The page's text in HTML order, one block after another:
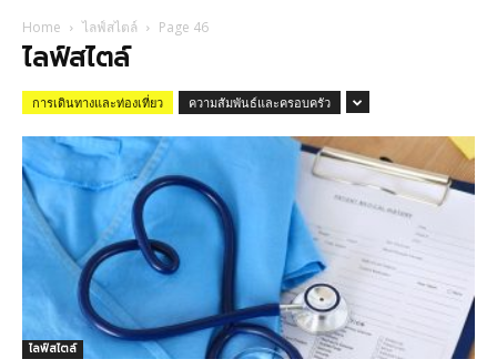
Home ไลฟ์สไตล์ Page 46
ไลฟ์สไตล์
การเดินทางและท่องเที่ยว ความสัมพันธ์และครอบครัว
ไลฟ์สไตล์